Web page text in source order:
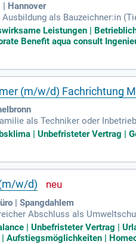
| Hannover
als Bauzeichner:in
Leistungen |
Benefit aqua consult
(m/w/d) Fachrichtung
als Techniker oder
und 17 Standorten
Separiertechnologie. Unser
Sie mit uns die Zukunft der
| Unbefristeter Vertrag |
w/d)
| Spangdahlem
Abschluss als
außerhalb des
| Unbefristeter Vertrag |
Aufstiegsmöglichkeiten |